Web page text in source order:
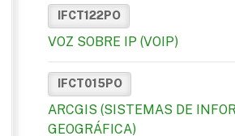
IFCT122PO
VOZ SOBRE IP (VOIP)
IFCT015PO
ARCGIS (SISTEMAS DE
GEOGRÁFICA)